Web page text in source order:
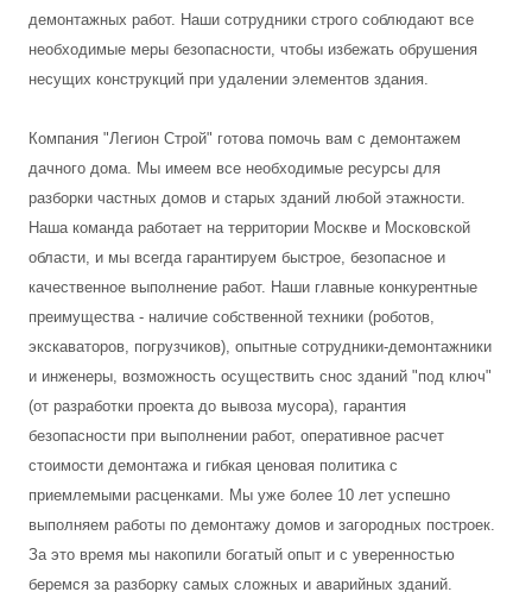
демонтажных работ. Наши сотрудники строго соблюдают все
необходимые меры безопасности, чтобы избежать обрушения
несущих конструкций при удалении элементов здания.
Компания "Легион Строй" готова помочь вам с демонтажем
дачного дома. Мы имеем все необходимые ресурсы для
разборки частных домов и старых зданий любой этажности.
Наша команда работает на территории Москве и Московской
области, и мы всегда гарантируем быстрое, безопасное и
качественное выполнение работ. Наши главные конкурентные
преимущества - наличие собственной техники (роботов,
экскаваторов, погрузчиков), опытные сотрудники-демонтажники
и инженеры, возможность осуществить снос зданий "под ключ"
(от разработки проекта до вывоза мусора), гарантия
безопасности при выполнении работ, оперативное расчет
стоимости демонтажа и гибкая ценовая политика с
приемлемыми расценками. Мы уже более 10 лет успешно
выполняем работы по демонтажу домов и загородных построек.
За это время мы накопили богатый опыт и с уверенностью
беремся за разборку самых сложных и аварийных зданий.